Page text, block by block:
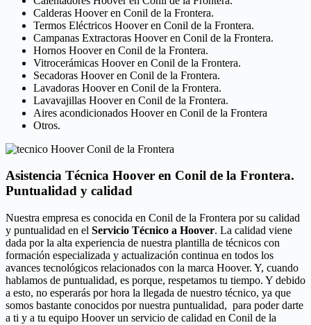
Calderas Hoover en Conil de la Frontera.
Termos Eléctricos Hoover en Conil de la Frontera.
Campanas Extractoras Hoover en Conil de la Frontera.
Hornos Hoover en Conil de la Frontera.
Vitrocerámicas Hoover en Conil de la Frontera.
Secadoras Hoover en Conil de la Frontera.
Lavadoras Hoover en Conil de la Frontera.
Lavavajillas Hoover en Conil de la Frontera.
Aires acondicionados Hoover en Conil de la Frontera
Otros.
Asistencia Técnica Hoover en Conil de la Frontera.
Puntualidad y calidad
Nuestra empresa es conocida en Conil de la Frontera por su calidad
y puntualidad en el Servicio Técnico a Hoover. La calidad viene
dada por la alta experiencia de nuestra plantilla de técnicos con
formación especializada y actualización continua en todos los
avances tecnológicos relacionados con la marca Hoover. Y, cuando
hablamos de puntualidad, es porque, respetamos tu tiempo. Y debido
a esto, no esperarás por hora la llegada de nuestro técnico, ya que
somos bastante conocidos por nuestra puntualidad, para poder darte
a ti y a tu equipo Hoover un servicio de calidad en Conil de la